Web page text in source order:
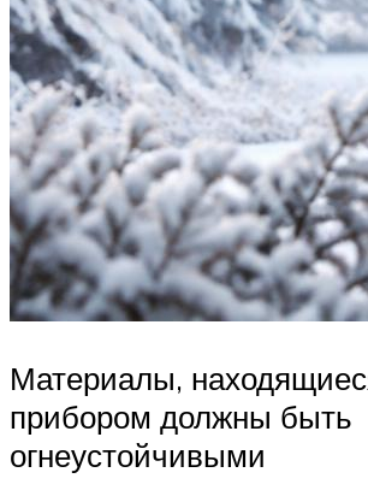
Материалы,
прибором должны быть
огнеустойчивыми